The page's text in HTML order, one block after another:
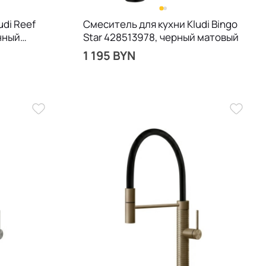
Reef
Смеситель для кухни Kludi Bingo
Star 428513978, черный матовый
1 195 BYN